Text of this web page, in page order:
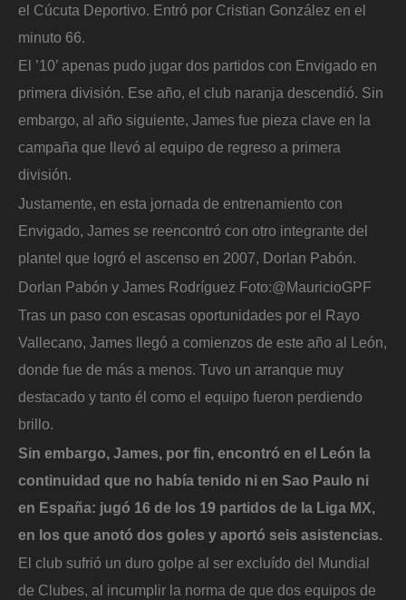
el Cúcuta Deportivo. Entró por Cristian González en el
minuto 66.
El ’10’ apenas pudo jugar dos partidos con Envigado en
primera división. Ese año, el club naranja descendió. Sin
embargo, al año siguiente, James fue pieza clave en la
campaña que llevó al equipo de regreso a primera
división.
Justamente, en esta jornada de entrenamiento con
Envigado, James se reencontró con otro integrante del
plantel que logró el ascenso en 2007, Dorlan Pabón.
Dorlan Pabón y James Rodríguez Foto:@MauricioGPF
Tras un paso con escasas oportunidades por el Rayo
Vallecano, James llegó a comienzos de este año al León,
donde fue de más a menos. Tuvo un arranque muy
destacado y tanto él como el equipo fueron perdiendo
brillo.
Sin embargo, James, por fin, encontró en el León la
continuidad que no había tenido ni en Sao Paulo ni
en España: jugó 16 de los 19 partidos de la Liga MX,
en los que anotó dos goles y aportó seis asistencias.
El club sufrió un duro golpe al ser excluído del Mundial
de Clubes, al incumplir la norma de que dos equipos de